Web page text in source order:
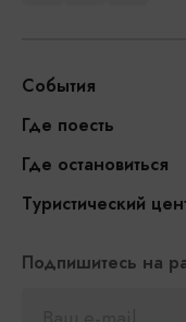
События
Где поесть
Где остановиться
Туристический
Подпишитесь на